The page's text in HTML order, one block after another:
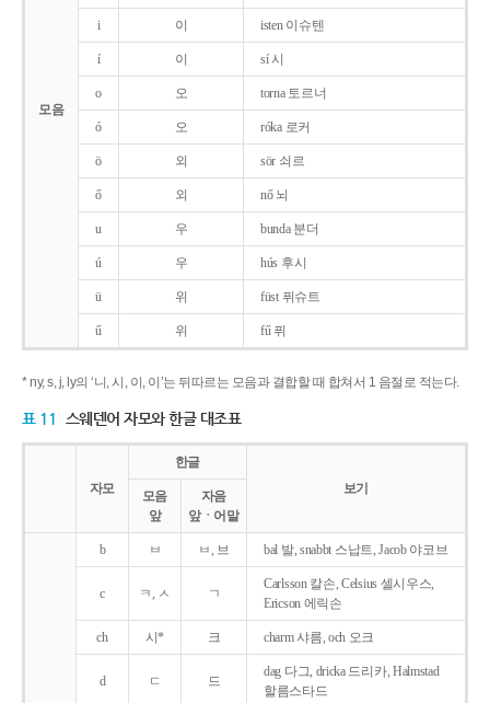
모음
i 이 isten 이슈텐
í 이 sí 시
o 오 torna 토르너
ó 오 róka 로커
ö 외 sör 쇠르
ő 외 nő 뇌
u 우 bunda 분더
ú 우 hús 후시
ü 위 füst 퓌슈트
ű 위 fű 퓌
* ny, s, j, ly의 ‘니, 시, 이, 이’는 뒤따르는 모음과 결합할 때 합쳐서 1 음절로 적는다.
표 11 스웨덴어 자모와 한글 대조표
자모
한글
보기
모음
앞
자음
앞ㆍ어말
b ㅂ ㅂ, 브 bal 발, snabbt 스납트, Jacob 야코브
c ㅋ, ㅅ ㄱ
Carlsson 칼손, Celsius 셀시우스,
Ericson 에릭손
ch 시* 크 charm 샤름, och 오크
d ㄷ 드
dag 다그, dricka 드리카, Halmstad
할름스타드